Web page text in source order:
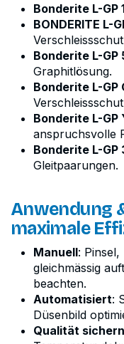
Bonderite L-GP
BONDERITE L-
Bonderite L-GP
Graphitlösung.
Bonderite L-GP
Bonderite L-GP
anspruchsvolle
Bonderite L-GP
Gleitpaarungen.
Anwendung
maximale
Manuell:
gleichmässig
beachten.
Automatisiert:
Düsenbild
Qualität sichern